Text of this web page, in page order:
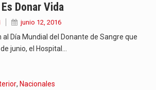
Donar Vida
junio 12, 2016
Día Mundial del Donante de Sangre que
junio, el Hospital…
, Nacionales